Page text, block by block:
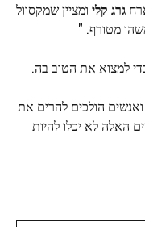
גרג קלי ומציין שמקסוול
מטורף. "
למצוא את הטוב בה.
הולכים להרים את
האלה לא יכלו להיות